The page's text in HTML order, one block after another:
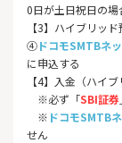
0日が土日祝日の場
【3】ハイブリッ
④ドコモSMTBネ
に申込する
【4】入金（ハイ
※必ず「SBI証券
※ ドコモSMTB
せん